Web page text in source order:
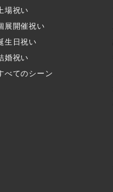
場祝い
展開催祝い
生日祝い
婚祝い
べてのシーン